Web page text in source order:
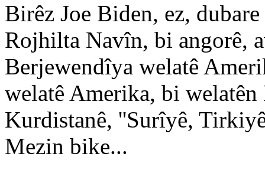
Birêz Joe Biden, ez,
Rojhilta Navîn, bi angorê,
Berjewendîya welatê
welatê Amerika, bi
Kurdistanê, ''Surîyê,
Mezin bike...